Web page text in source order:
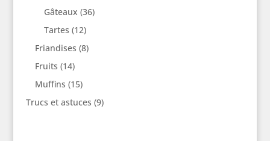
Gâteaux (36)
Tartes (12)
Friandises (8)
Fruits (14)
Muffins (15)
Trucs et astuces (9)